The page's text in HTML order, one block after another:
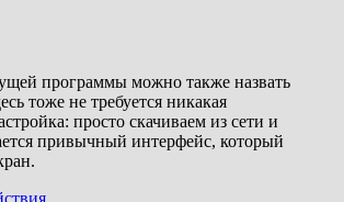
программы можно также назвать
тоже не требуется никакая
просто скачиваем из сети и
привычный интерфейс, который